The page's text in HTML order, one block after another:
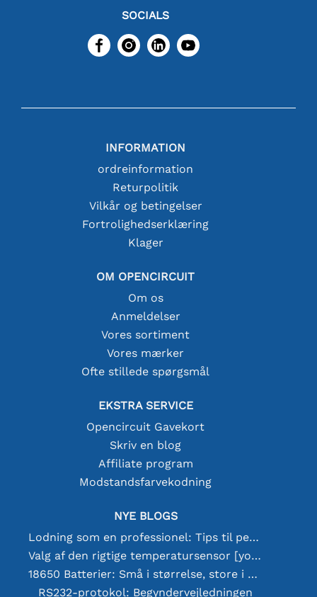
SOCIALS
INFORMATION
ordreinformation
Returpolitik
Vilkår og betingelser
Fortrolighedserklæring
Klager
OM OPENCIRCUIT
Om os
Anmeldelser
Vores sortiment
Vores mærker
Ofte stillede spørgsmål
EKSTRA SERVICE
Opencircuit Gavekort
Skriv en blog
Affiliate program
Modstandsfarvekodning
NYE BLOGS
Lodning som en professionel: Tips til perfekte elektroniske forbindelser
Valg af den rigtige temperatursensor [youtube]
18650 Batterier: Små i størrelse, store i ydeevne
RS232-protokol: Begyndervejledningen